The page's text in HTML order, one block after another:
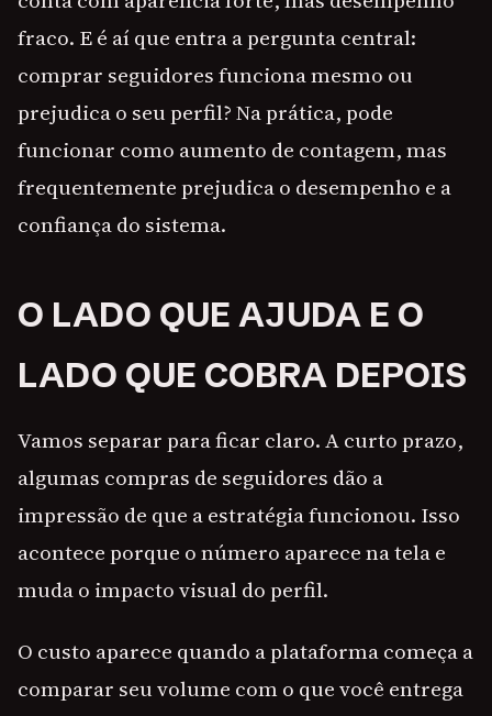
fraco. E é aí que entra a pergunta central:
comprar seguidores funciona mesmo ou
prejudica o seu perfil? Na prática, pode
funcionar como aumento de contagem, mas
frequentemente prejudica o desempenho e a
confiança do sistema.
O LADO QUE AJUDA E O
LADO QUE COBRA DEPOIS
Vamos separar para ficar claro. A curto prazo,
algumas compras de seguidores dão a
impressão de que a estratégia funcionou. Isso
acontece porque o número aparece na tela e
muda o impacto visual do perfil.
O custo aparece quando a plataforma começa a
comparar seu volume com o que você entrega